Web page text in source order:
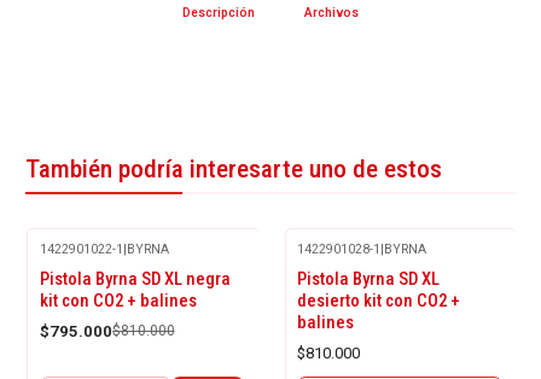
Descripción Archivos
También podría interesarte uno de estos
-2%
OFF
1422901022-1 |BYRNA
Pistola Byrna SD XL negra
kit con CO2 + balines
$795.000$810.000
1422901028-1 |BYRNA
Pistola Byrna SD XL
desierto kit con CO2 +
balines
$810.000